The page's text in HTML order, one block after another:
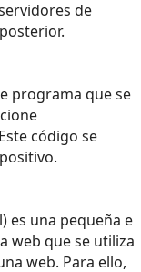
de
programa que se
código se
es una pequeña e
web que se utiliza
web. Para ello,